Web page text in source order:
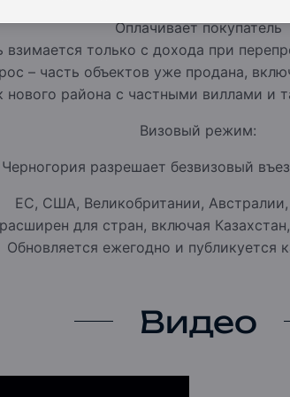
Оплачивает покупатель
взимается только с дохода при
– часть объектов уже продана,
нового района с частными виллами и
Визовый режим:
Черногория разрешает безвизовый
ЕС, США, Великобритании,
для стран, включая
Обновляется ежегодно и публикуется
Видео